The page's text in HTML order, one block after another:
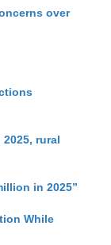
over
rural
in 2025”
While